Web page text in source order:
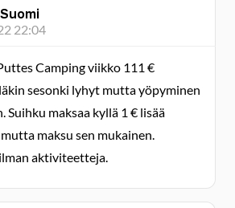
22:04
Camping viikko 111 €
sesonki lyhyt mutta yöpyminen
Suihku maksaa kyllä 1 € lisää
maksu sen mukainen.
aktiviteetteja.